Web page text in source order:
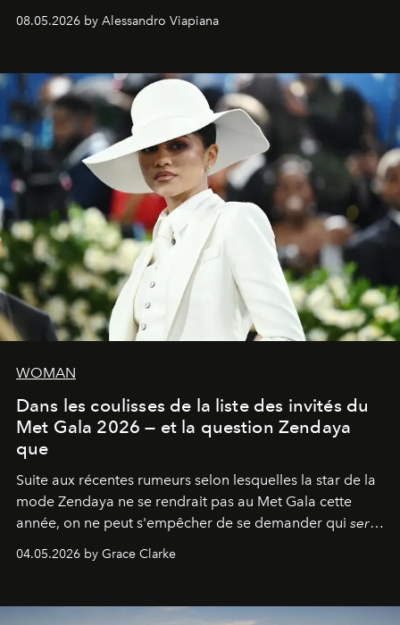
signe un takeover entre boutiques, hôtels, bateaux et
fragrances. L’une des opérations de style les plus
08.05.2026 by Alessandro Viapiana
WOMAN
Dans les coulisses de la liste des invités du
Met Gala 2026 — et la question Zendaya
que
Suite aux récentes rumeurs selon lesquelles la star de la
mode Zendaya ne se rendrait pas au Met Gala cette
année, on ne peut s'empêcher de se demander qui sera
04.05.2026 by Grace Clarke